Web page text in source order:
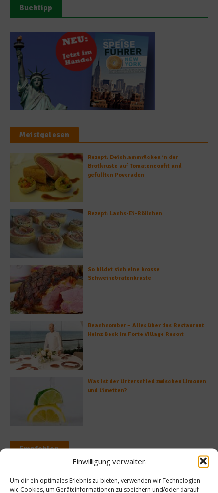
Einwilligung verwalten
Um dir ein optimales Erlebnis zu bieten, verwenden wir Technologien
wie Cookies, um Geräteinformationen zu speichern und/oder darauf
Buchtipp
Meistgelesen
Rezept: Deichlammrücken in der
Brotkruste auf Tomatenconfit und
gefüllten Poveraden
Rezept: Lachs-Ei-Röllchen
So bildet sich eine krosse
Schweinebratenkruste
Beachcomber – Alles über das Restaurant
Heinz Beck im Forte Village Resort
Was ist der Unterschied zwischen Limonen
und Limetten?
Empfohlen